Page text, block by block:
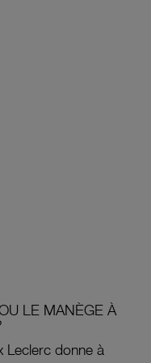
LE MANÈGE À
Leclerc donne à